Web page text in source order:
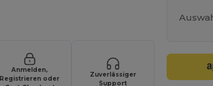
Anmelden,
Registrieren oder
Zuverlässiger
Support